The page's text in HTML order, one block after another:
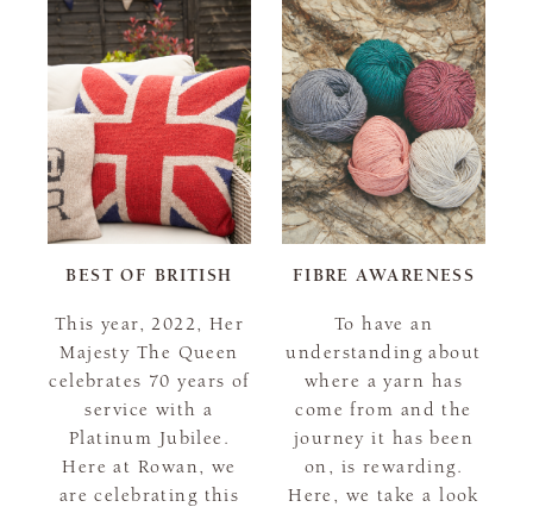
BEST OF BRITISH
This year, 2022, Her
Majesty The Queen
celebrates 70 years of
service with a
Platinum Jubilee.
Here at Rowan, we
are celebrating this
FIBRE AWARENESS
To have an
understanding about
where a yarn has
come from and the
journey it has been
on, is rewarding.
Here, we take a look